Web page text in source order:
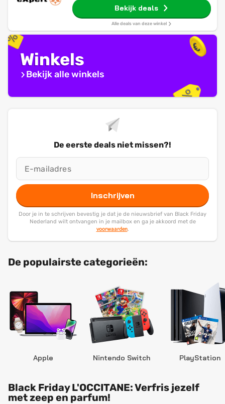
Bekijk deals
Alle deals van deze winkel
Winkels
Bekijk alle winkels
De eerste deals niet missen?!
Inschrijven
Door je in te schrijven bevestig je dat je de nieuwsbrief van Black Friday
Nederland wilt ontvangen in je mailbox en ga je akkoord met de
voorwaarden.
De populairste categorieën:
Apple Nintendo Switch PlayStation
Black Friday L'OCCITANE: Verfris jezelf
met zeep en parfum!